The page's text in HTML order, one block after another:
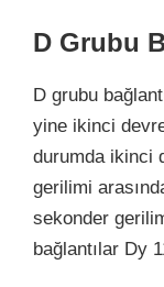
D Grubu
D grubu
yine ikinci
durumda ikinci
gerilimi
sekonder
bağlantılar Dy